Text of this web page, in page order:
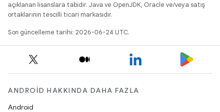
açıklanan lisanslara tabidir. Java ve OpenJDK, Oracle ve/veya satış
ortaklarının tescilli ticari markasıdır.
Son güncelleme tarihi: 2026-06-24 UTC.
ANDROID HAKKINDA DAHA FAZLA
Android